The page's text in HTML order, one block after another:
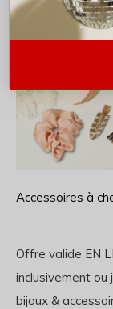
Accessoires à
Offre valide EN
inclusivement ou
bijoux &